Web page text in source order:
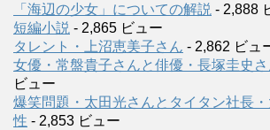
「海辺の少女」についての解説 - 2,888
短編小説 - 2,865 ビュー
タレント・上沼恵美子さん - 2,862 ビュ
女優・常盤貴子さんと俳優・長塚圭史
ビュー
爆笑問題・太田光さんとタイタン社長
性 - 2,853 ビュー